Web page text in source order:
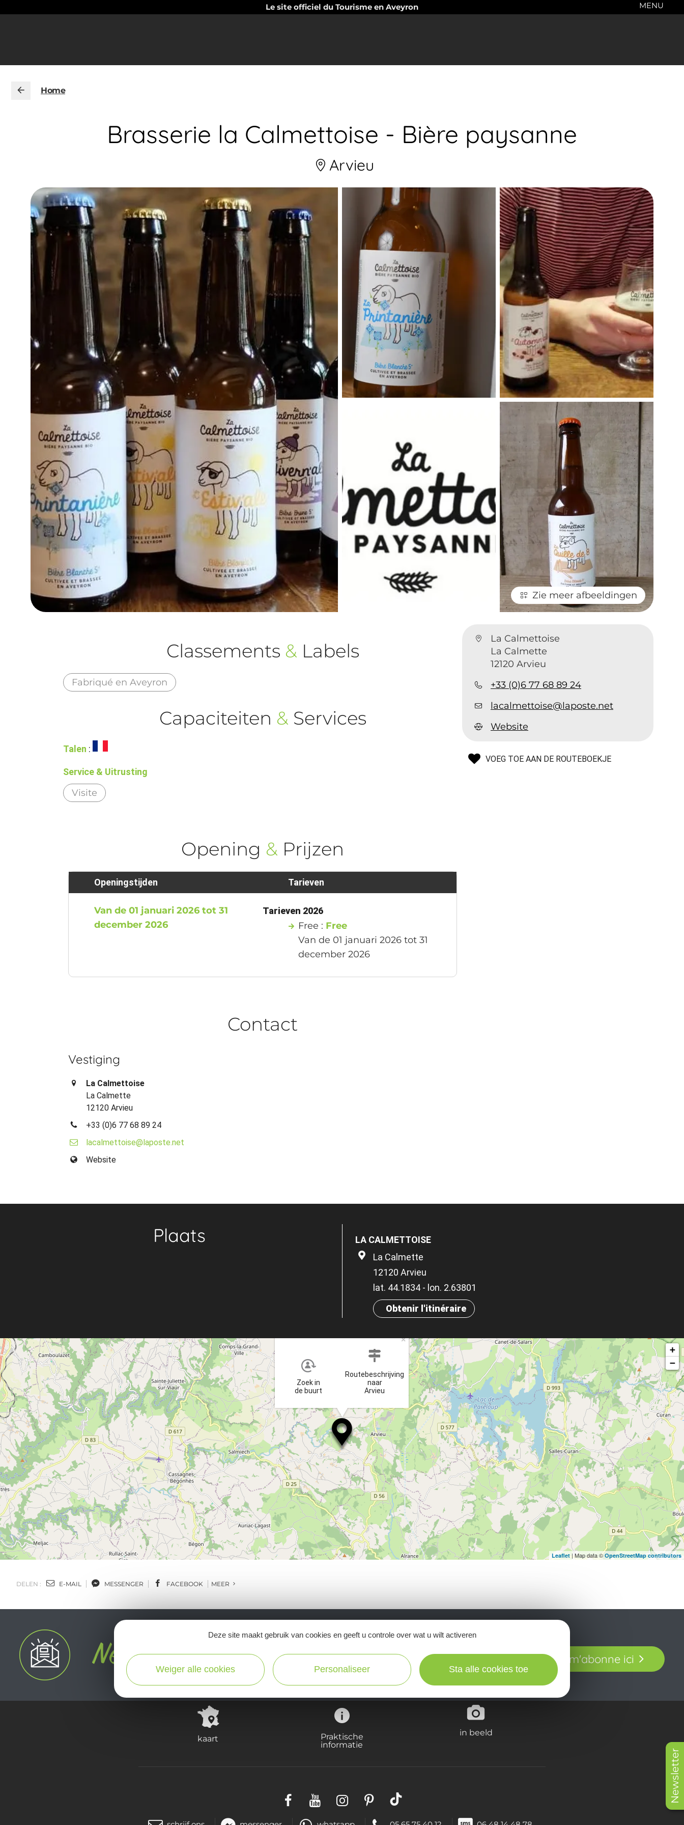
Le site officiel du Tourisme en Aveyron
Newsletter
MENU
Home
Brasserie la Calmettoise - Bière paysanne
Arvieu
Zie meer afbeeldingen
La Calmettoise
La Calmette
12120 Arvieu
+33 (0)6 77 68 89 24
lacalmettoise@laposte.net
Website
VOEG TOE AAN DE ROUTEBOEKJE
Classements & Labels
Fabriqué en Aveyron
Capaciteiten & Services
Talen :
Service & Uitrusting
Visite
Opening & Prijzen
Openingstijden
Van de 01 januari 2026 tot 31
december 2026
Tarieven
Tarieven 2026
Free : Free
Van de 01 januari 2026 tot 31
december 2026
Contact
Vestiging
La Calmettoise
La Calmette
12120 Arvieu
+33 (0)6 77 68 89 24
lacalmettoise@laposte.net
Website
Plaats
LA CALMETTOISE
La Calmette
12120 Arvieu
lat. 44.1834 - lon. 2.63801
Obtenir l'itinéraire
Zoek in
de buurt
Routebeschrijving
naar
Arvieu
×
+
−
Leaflet | Map data ©OpenStreetMap contributors
DELEN : E-MAIL MESSENGER FACEBOOK MEER
inspirer pour profiter pleinement de votre séjour en Aveyron.
Je m'abonne ici
kaart
Praktische
informatie
in beeld
Deze site maakt gebruik van cookies en geeft u controle over wat u wilt activeren
Weiger alle cookies Personaliseer Sta alle cookies toe